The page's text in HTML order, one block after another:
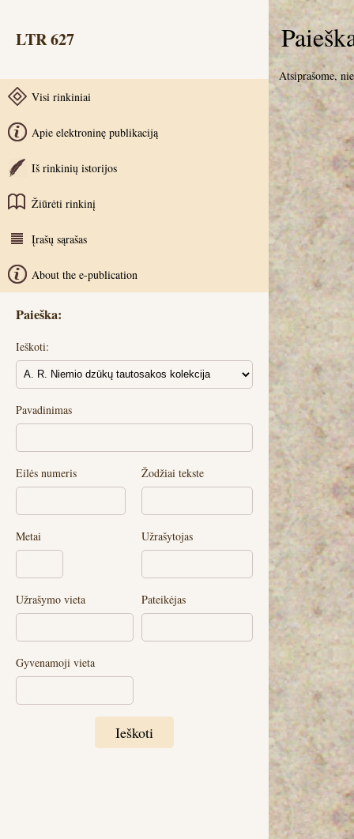
LTR 627
Visi rinkiniai
Apie elektroninę publikaciją
Iš rinkinių istorijos
Žiūrėti rinkinį
Įrašų sąrašas
About the e-publication
Paieška:
Ieškoti:
Pavadinimas
Eilės numeris Žodžiai tekste
Metai Užrašytojas
Užrašymo vieta Pateikėjas
Gyvenamoji vieta
Atsiprašome,